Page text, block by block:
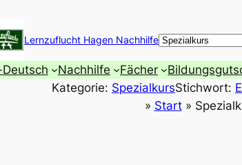
Lernzuflucht Hagen Nachhilfe
Nachhilfe Fächer
Kategorie: SpezialkursStichwort:
» Start»